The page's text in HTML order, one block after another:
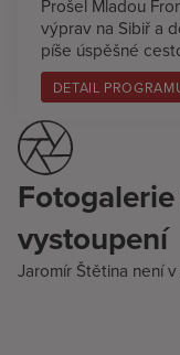
Prošel Mladou
výprav na Sibiř a
píše úspěšné
DETAIL
vystoupení
Jaromír Štětina není